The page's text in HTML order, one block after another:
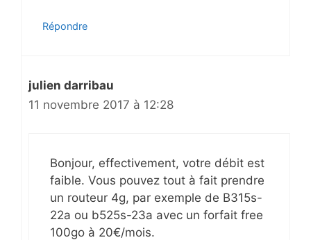
Répondre
julien darribau
11 novembre 2017 à 12:28
Bonjour, effectivement, votre débit est
faible. Vous pouvez tout à fait prendre
un routeur 4g, par exemple de B315s-
22a ou b525s-23a avec un forfait free
100go à 20€/mois.